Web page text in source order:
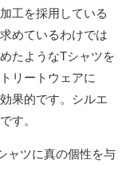
工を採用している
めているわけでは
たようなTシャツを
リートウェアに
果的です。シルエ
す。